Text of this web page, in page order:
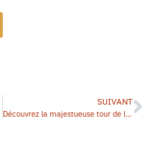
SUIVANT
Découvrez la majestueuse tour de la mosquée : un chef-d’œuvre architectural à ne pas manquer